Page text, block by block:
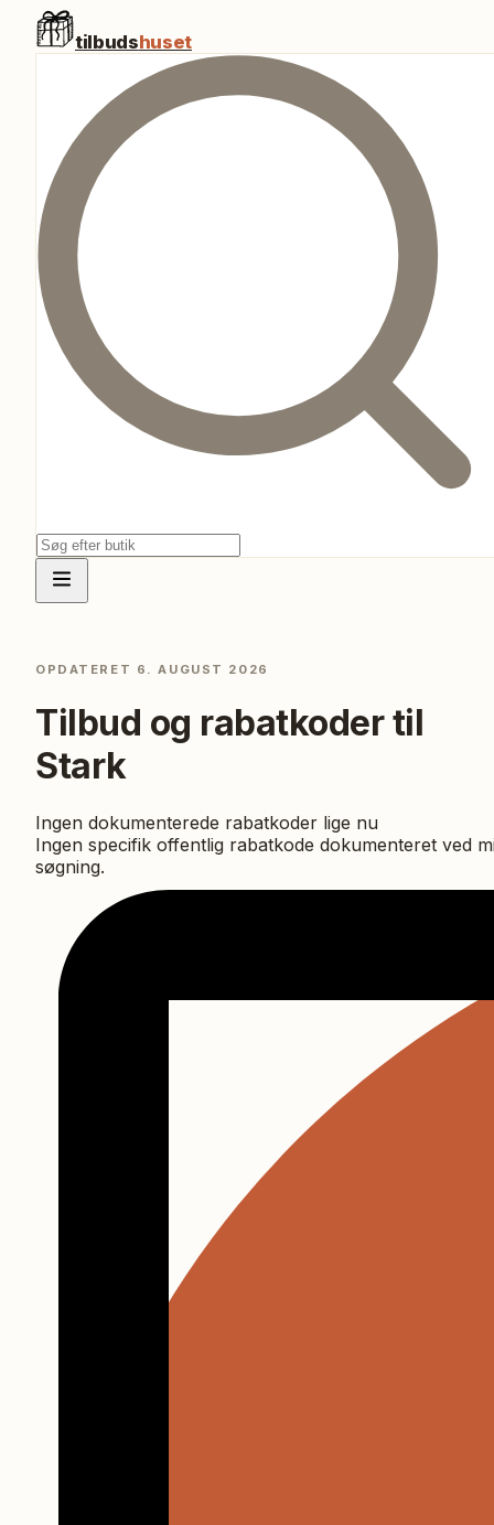
tilbudshuset
OPDATERET 6. AUGUST 2026
Tilbud og rabatkoder til
Stark
Ingen dokumenterede rabatkoder lige nu
Ingen specifik offentlig rabatkode dokumenteret ved
søgning.